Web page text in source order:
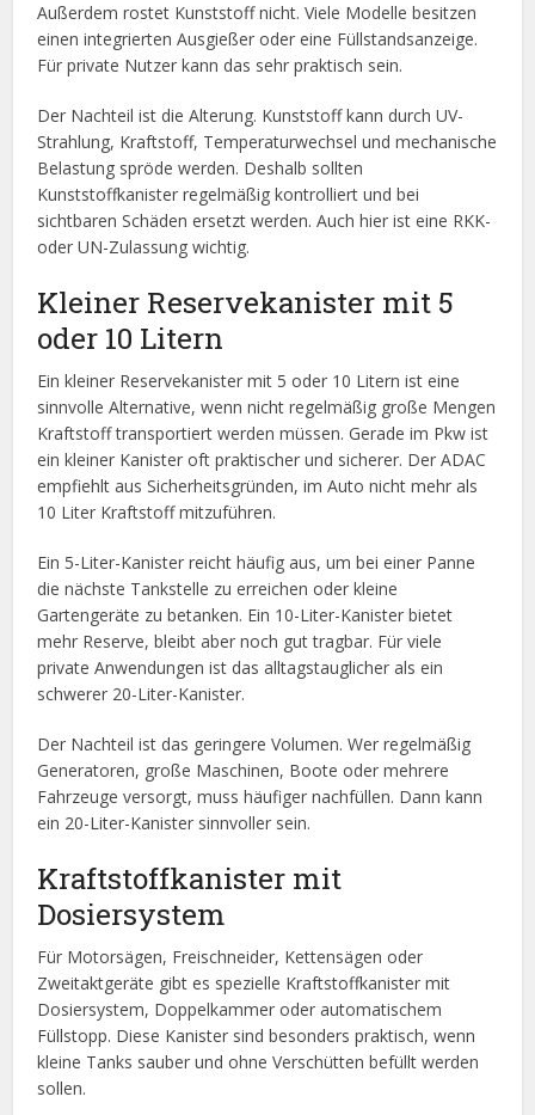
Außerdem rostet Kunststoff nicht. Viele Modelle besitzen
einen integrierten Ausgießer oder eine Füllstandsanzeige.
Für private Nutzer kann das sehr praktisch sein.
Der Nachteil ist die Alterung. Kunststoff kann durch UV-
Strahlung, Kraftstoff, Temperaturwechsel und mechanische
Belastung spröde werden. Deshalb sollten
Kunststoffkanister regelmäßig kontrolliert und bei
sichtbaren Schäden ersetzt werden. Auch hier ist eine RKK-
oder UN-Zulassung wichtig.
Kleiner Reservekanister mit 5
oder 10 Litern
Ein kleiner Reservekanister mit 5 oder 10 Litern ist eine
sinnvolle Alternative, wenn nicht regelmäßig große Mengen
Kraftstoff transportiert werden müssen. Gerade im Pkw ist
ein kleiner Kanister oft praktischer und sicherer. Der ADAC
empfiehlt aus Sicherheitsgründen, im Auto nicht mehr als
10 Liter Kraftstoff mitzuführen.
Ein 5-Liter-Kanister reicht häufig aus, um bei einer Panne
die nächste Tankstelle zu erreichen oder kleine
Gartengeräte zu betanken. Ein 10-Liter-Kanister bietet
mehr Reserve, bleibt aber noch gut tragbar. Für viele
private Anwendungen ist das alltagstauglicher als ein
schwerer 20-Liter-Kanister.
Der Nachteil ist das geringere Volumen. Wer regelmäßig
Generatoren, große Maschinen, Boote oder mehrere
Fahrzeuge versorgt, muss häufiger nachfüllen. Dann kann
ein 20-Liter-Kanister sinnvoller sein.
Kraftstoffkanister mit
Dosiersystem
Für Motorsägen, Freischneider, Kettensägen oder
Zweitaktgeräte gibt es spezielle Kraftstoffkanister mit
Dosiersystem, Doppelkammer oder automatischem
Füllstopp. Diese Kanister sind besonders praktisch, wenn
kleine Tanks sauber und ohne Verschütten befüllt werden
sollen.